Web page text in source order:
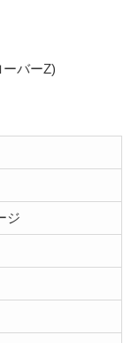
バーZ)
ジ